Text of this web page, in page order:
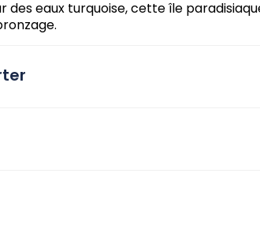
des eaux turquoise, cette île